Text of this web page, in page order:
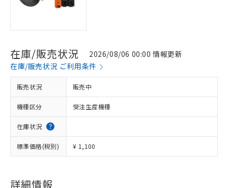
在庫/販売状況
2026/08/06 00:00 情報更新
在庫/販売状況 ご利用条件
販売状況 販売中
機種区分 受注生産機種
在庫状況
標準価格(税別) ¥ 1,100
詳細情報